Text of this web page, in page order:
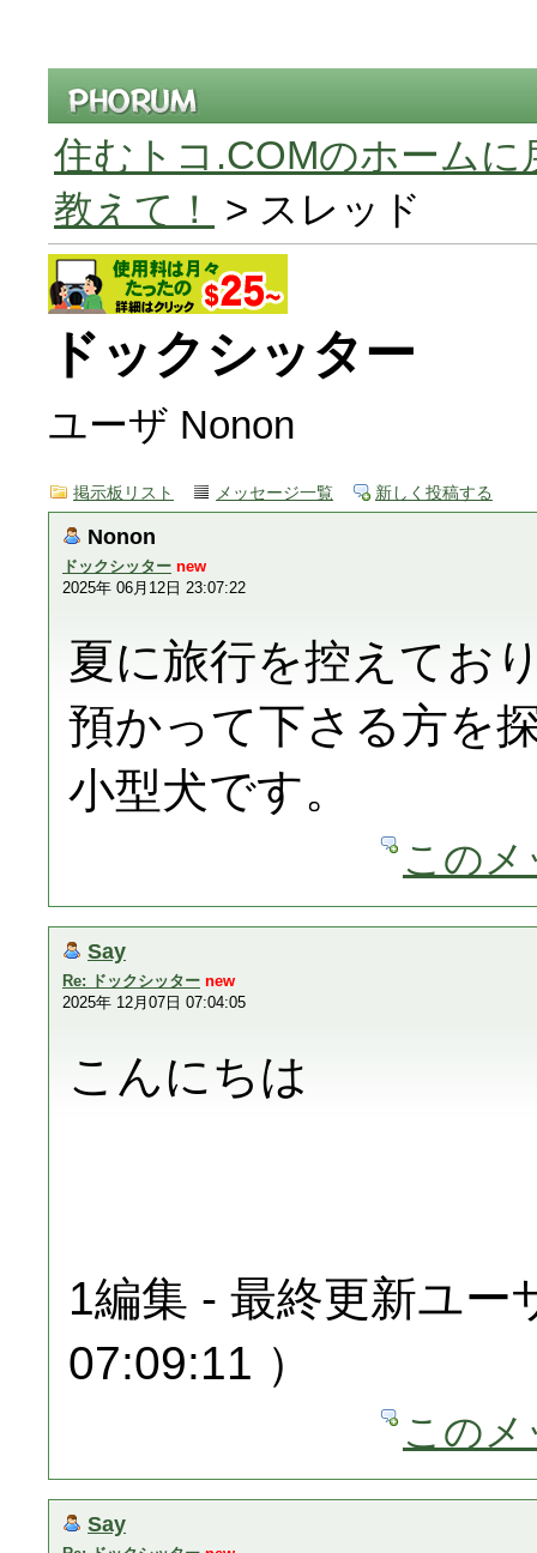
住むトコ.COMのホームに
教えて！
> スレッド
ドックシッター
ユーザ Nonon
掲示板リスト メッセージ一覧 新しく投稿する
Nonon
ドックシッター new
2025年 06月12日 23:07:22
夏に旅行を控えてお
預かって下さる方を
小型犬です。
この
Say
Re: ドックシッター new
2025年 12月07日 07:04:05
こんにちは
1編集 - 最終更新ユー
07:09:11 ）
この
Say